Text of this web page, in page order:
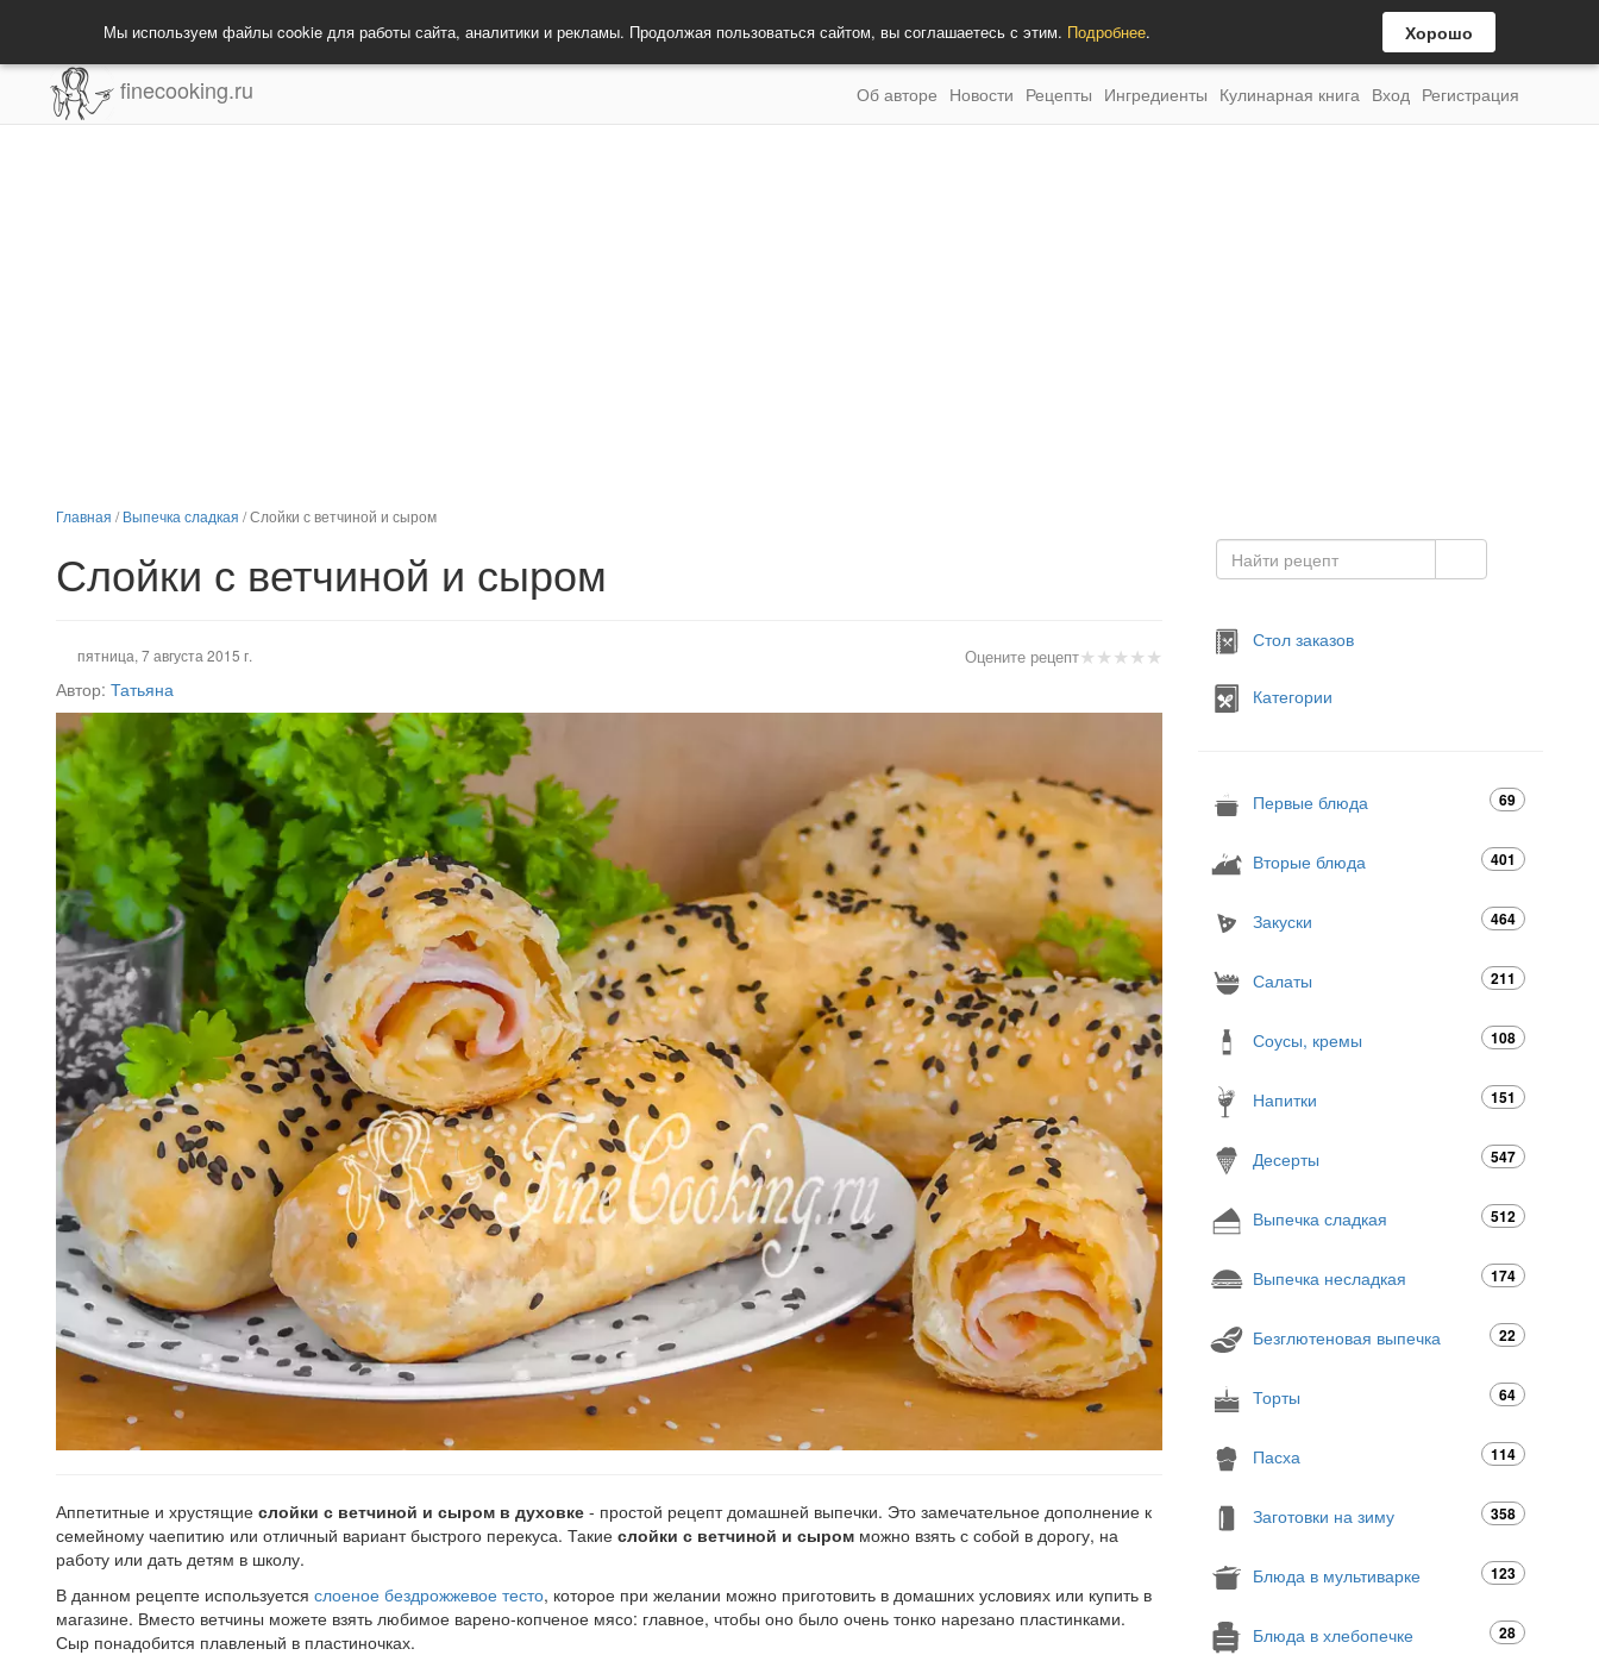
Мы используем файлы cookie для работы сайта, аналитики и рекламы. Продолжая пользоваться сайтом, вы соглашаетесь с этим. Подробнее. Хорошо
finecooking.ru Об авторе Новости Рецепты Ингредиенты Кулинарная книга Вход Регистрация
Главная /Выпечка сладкая /Слойки с ветчиной и сыром
Слойки с ветчиной и сыром
★★★★★
Оцените рецепт
пятница, 7 августа 2015 г.
Автор: Татьяна
Аппетитные и хрустящие слойки с ветчиной и сыром в духовке - простой рецепт домашней выпечки. Это замечательное дополнение к
семейному чаепитию или отличный вариант быстрого перекуса. Такие слойки с ветчиной и сыром можно взять с собой в дорогу, на
работу или дать детям в школу.
В данном рецепте используется слоеное бездрожжевое тесто, которое при желании можно приготовить в домашних условиях или купить в
магазине. Вместо ветчины можете взять любимое варено-копченое мясо: главное, чтобы оно было очень тонко нарезано пластинками.
Сыр понадобится плавленый в пластиночках.
Стол заказов
Категории
Первые блюда 69
Вторые блюда 401
Закуски 464
Салаты 211
Соусы, кремы 108
Напитки 151
Десерты 547
Выпечка сладкая 512
Выпечка несладкая 174
Безглютеновая выпечка 22
Торты 64
Пасха 114
Заготовки на зиму 358
Блюда в мультиварке 123
Блюда в хлебопечке 28